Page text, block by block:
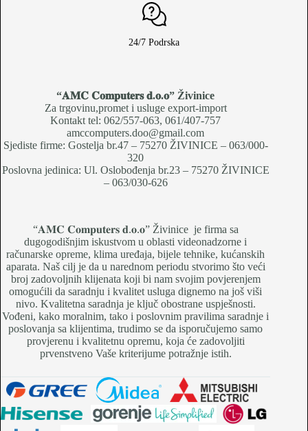
24/7 Podrska
“𝐀𝐌𝐂 𝐂𝐨𝐦𝐩𝐮𝐭𝐞𝐫𝐬 𝐝.𝐨.𝐨” Živinice
Za trgovinu,promet i usluge export-import
Kontakt tel: 062/557-063, 061/407-757
amccomputers.doo@gmail.com
Sjediste firme: Gostelja br.47 – 75270 ŽIVINICE – 063/000-
320
Poslovna jedinica: Ul. Oslobođenja br.23 – 75270 ŽIVINICE
– 063/030-626
“𝐀𝐌𝐂 𝐂𝐨𝐦𝐩𝐮𝐭𝐞𝐫𝐬 𝐝.𝐨.𝐨” Živinice je firma sa
dugogodišnjim iskustvom u oblasti videonadzorne i
računarske opreme, klima uređaja, bijele tehnike, kućanskih
aparata. Naš cilj je da u narednom periodu stvorimo što veći
broj zadovoljnih klijenata koji bi nam svojim povjerenjem
omogućili da saradnju i kvalitet usluga dignemo na još viši
nivo. Kvalitetna saradnja je ključ obostrane uspješnosti.
Vođeni, kako moralnim, tako i poslovnim pravilima saradnje i
poslovanja sa klijentima, trudimo se da isporučujemo samo
provjerenu i kvalitetnu opremu, koja će zadovoljiti
prvenstveno Vaše kriterijume potražnje istih.